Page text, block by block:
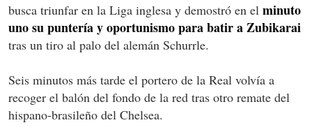
busca triunfar en la Liga inglesa y demostró en el minuto
uno su puntería y oportunismo para batir a Zubikarai
tras un tiro al palo del alemán Schurrle.
Seis minutos más tarde el portero de la Real volvía a
recoger el balón del fondo de la red tras otro remate del
hispano-brasileño del Chelsea.